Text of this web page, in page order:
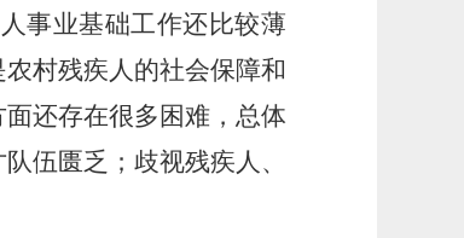
事业基础工作还比较薄
村残疾人的社会保障和
还存在很多困难，总体
伍匮乏；歧视残疾人、